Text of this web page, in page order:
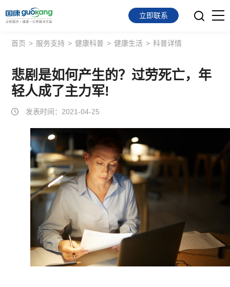
首页
面向会员
面向企业
关于我们
立即联系
首页 > 服务支持 > 健康科普 > 健康生活 > 科普详情
悲剧是如何产生的？过劳死亡，年
轻人成了主力军!
发表时间：2021-04-25